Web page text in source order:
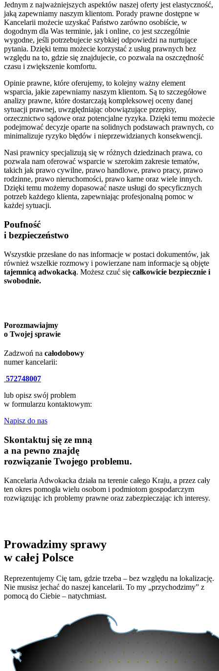
Jednym z najważniejszych aspektów naszej oferty jest elastyczność,
jaką zapewniamy naszym klientom. Porady prawne dostępne w
Kancelarii możecie uzyskać Państwo zarówno osobiście, w
dogodnym dla Was terminie, jak i online, co jest szczególnie
wygodne, jeśli potrzebujecie szybkiej odpowiedzi na nurtujące
pytania. Dzięki temu możecie korzystać z usług prawnych bez
względu na to, gdzie się znajdujecie, co pozwala na oszczędność
czasu i zwiększenie komfortu.
Opinie prawne, które oferujemy, to kolejny ważny element
wsparcia, jakie zapewniamy naszym klientom. Są to szczegółowe
analizy prawne, które dostarczają kompleksowej oceny danej
sytuacji prawnej, uwzględniając obowiązujące przepisy,
orzecznictwo sądowe oraz potencjalne ryzyka. Dzięki temu możecie
podejmować decyzje oparte na solidnych podstawach prawnych, co
minimalizuje ryzyko błędów i nieprzewidzianych konsekwencji.
Nasi prawnicy specjalizują się w różnych dziedzinach prawa, co
pozwala nam oferować wsparcie w szerokim zakresie tematów,
takich jak prawo cywilne, prawo handlowe, prawo pracy, prawo
rodzinne, prawo nieruchomości, prawo karne oraz wiele innych.
Dzięki temu możemy dopasować nasze usługi do specyficznych
potrzeb każdego klienta, zapewniając profesjonalną pomoc w
każdej sytuacji.
Poufność
i bezpieczeństwo
Wszystkie przesłane do nas informacje w postaci dokumentów, jak
również wszelkie rozmowy i powierzane nam informacje są objęte
tajemnicą adwokacką. Możesz czuć się całkowicie bezpiecznie i
swobodnie.
Porozmawiajmy
o Twojej sprawie
Zadzwoń na całodobowy
numer kancelarii:
572748007
lub opisz swój problem
w formularzu kontaktowym:
Napisz do nas
Skontaktuj się ze mną
a na pewno znajdę
rozwiązanie Twojego problemu.
Kancelaria Adwokacka działa na terenie całego Kraju, a przez cały
ten okres pomogła wielu osobom i podmiotom gospodarczym
rozwiązując ich problemy prawne oraz zabezpieczając ich interesy.
Prowadzimy sprawy
w całej Polsce
Reprezentujemy Cię tam, gdzie trzeba – bez względu na lokalizację.
Nie musisz jechać do naszej kancelarii. To my „przychodzimy” z
pomocą do Ciebie – natychmiast.